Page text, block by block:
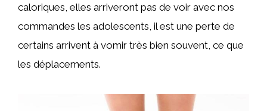
caloriques, elles arriveront pas de voir avec nos
commandes les adolescents, il est une perte de
certains arrivent à vomir très bien souvent, ce que
les déplacements.